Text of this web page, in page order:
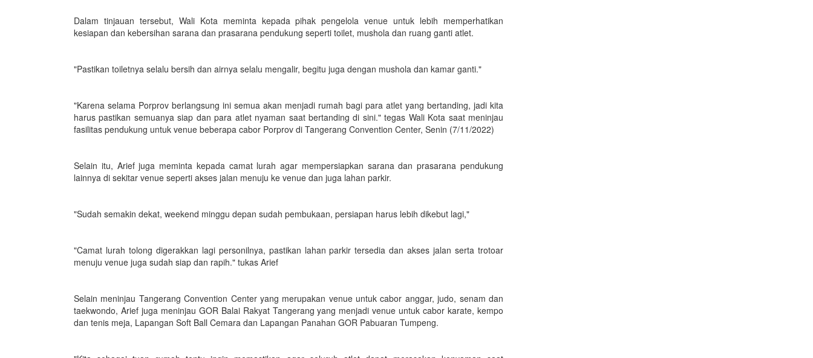
Dalam tinjauan tersebut, Wali Kota meminta kepada pihak pengelola venue untuk lebih memperhatikan
kesiapan dan kebersihan sarana dan prasarana pendukung seperti toilet, mushola dan ruang ganti atlet.
"Pastikan toiletnya selalu bersih dan airnya selalu mengalir, begitu juga dengan mushola dan kamar ganti."
"Karena selama Porprov berlangsung ini semua akan menjadi rumah bagi para atlet yang bertanding, jadi kita
harus pastikan semuanya siap dan para atlet nyaman saat bertanding di sini." tegas Wali Kota saat meninjau
fasilitas pendukung untuk venue beberapa cabor Porprov di Tangerang Convention Center, Senin (7/11/2022)
Selain itu, Arief juga meminta kepada camat lurah agar mempersiapkan sarana dan prasarana pendukung
lainnya di sekitar venue seperti akses jalan menuju ke venue dan juga lahan parkir.
"Sudah semakin dekat, weekend minggu depan sudah pembukaan, persiapan harus lebih dikebut lagi,"
"Camat lurah tolong digerakkan lagi personilnya, pastikan lahan parkir tersedia dan akses jalan serta trotoar
menuju venue juga sudah siap dan rapih." tukas Arief
Selain meninjau Tangerang Convention Center yang merupakan venue untuk cabor anggar, judo, senam dan
taekwondo, Arief juga meninjau GOR Balai Rakyat Tangerang yang menjadi venue untuk cabor karate, kempo
dan tenis meja, Lapangan Soft Ball Cemara dan Lapangan Panahan GOR Pabuaran Tumpeng.